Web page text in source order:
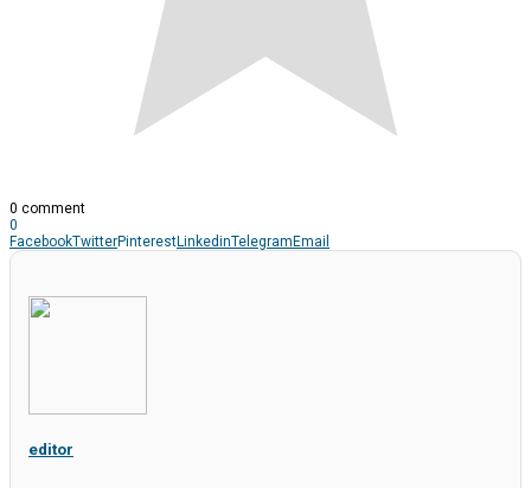
0 comment
0
FacebookTwitterPinterestLinkedinTelegramEmail
editor